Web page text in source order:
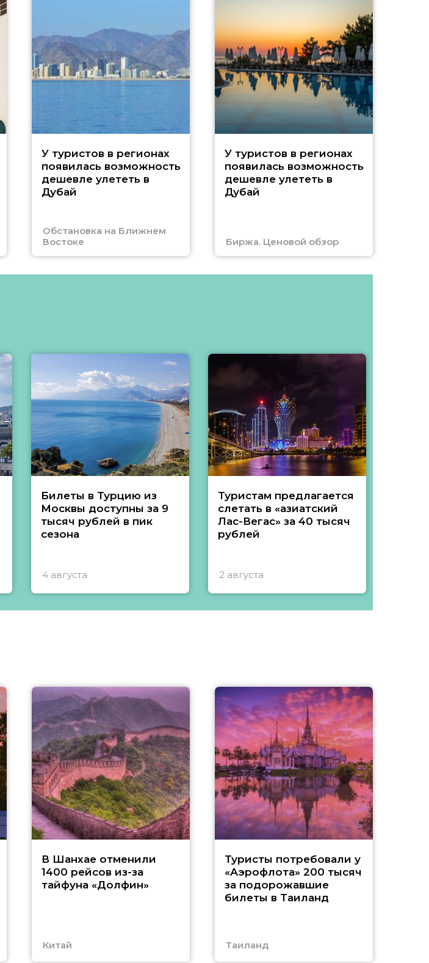
У туристов в регионах
появилась возможность
дешевле улететь в
Дубай
Обстановка на Ближнем
Востоке
У туристов в регионах
появилась возможность
дешевле улететь в
Дубай
Биржа. Ценовой обзор
Билеты в Турцию из
Москвы доступны за 9
тысяч рублей в пик
сезона
4 августа
Туристам предлагается
слетать в «азиатский
Лас-Вегас» за 40 тысяч
рублей
2 августа
В Шанхае отменили
1400 рейсов из-за
тайфуна «Долфин»
Китай
Туристы потребовали у
«Аэрофлота» 200 тысяч
за подорожавшие
билеты в Таиланд
Таиланд